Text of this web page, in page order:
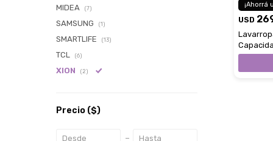
USD
White
MIDEA (7)
SAMSUNG (1)
SMARTLIFE (13)
TCL (6)
XION (2)
Precio ($)